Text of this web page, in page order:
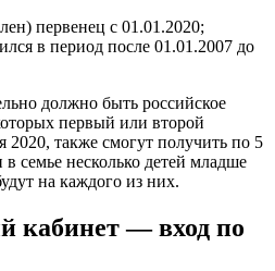
первенец с 01.01.2020;
в период после 01.01.2007 до
должно быть российское
первый или второй
2020, также смогут получить по 5
семье несколько детей младше
на каждого из них.
кабинет — вход по